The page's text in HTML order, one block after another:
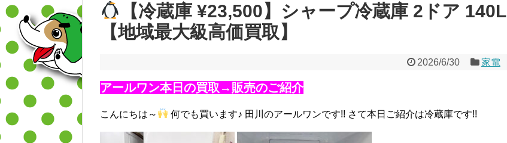
【冷蔵庫 ¥23,500】シャープ冷蔵庫 2ドア 140L
【地域最大級高価買取】
2026/6/30 家電
アールワン本日の買取→販売のご紹介
こんにちは～ 何でも買います♪ 田川のアールワンです!! さて本日ご紹介は冷蔵庫です!!